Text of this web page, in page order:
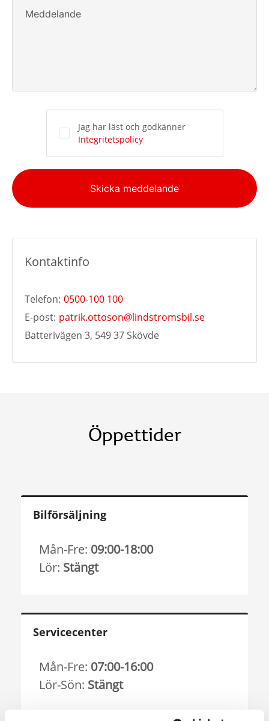
Meddelande
Jag har läst och godkänner
Integritetspolicy
Alternative:
Skicka meddelande
Kontaktinfo
Telefon: 0500-100 100
E-post: patrik.ottoson@lindstromsbil.se
Batterivägen 3, 549 37 Skövde
Öppettider
Bilförsäljning
Mån-Fre: 09:00-18:00
Lör: Stängt
Servicecenter
Mån-Fre: 07:00-16:00
Lör-Sön: Stängt